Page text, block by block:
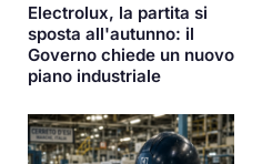
Electrolux, la partita si
sposta all'autunno: il
Governo chiede un nuovo
piano industriale